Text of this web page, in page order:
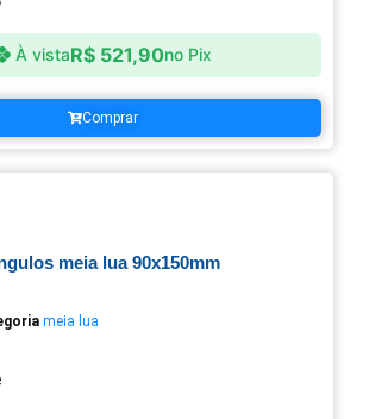
À vistaR$521,90no Pix
Comprar
meia lua 90x150mm
meia lua